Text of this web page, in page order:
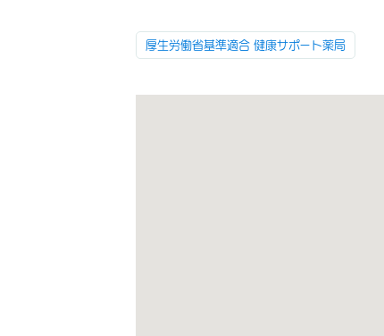
厚生労働省基準適合 健康サポート薬局